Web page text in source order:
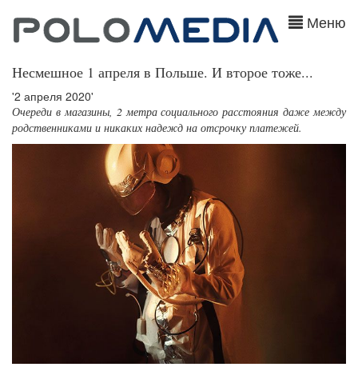
Меню
Несмешное 1 апреля в Польше. И второе тоже...
'2 апреля 2020'
Очереди в магазины, 2 метра социального расстояния даже между
родственниками и никаких надежд на отсрочку платежей.